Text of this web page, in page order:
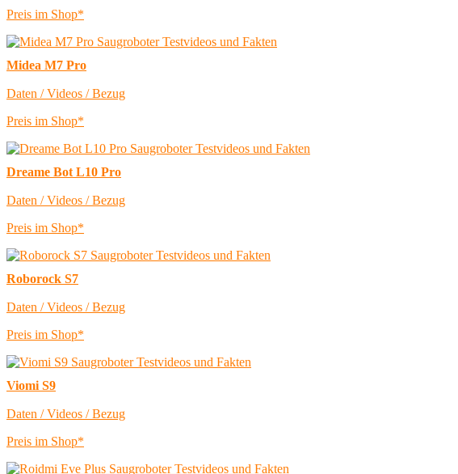
Preis im Shop*
Midea M7 Pro
Daten / Videos / Bezug
Preis im Shop*
Dreame Bot L10 Pro
Daten / Videos / Bezug
Preis im Shop*
Roborock S7
Daten / Videos / Bezug
Preis im Shop*
Viomi S9
Daten / Videos / Bezug
Preis im Shop*